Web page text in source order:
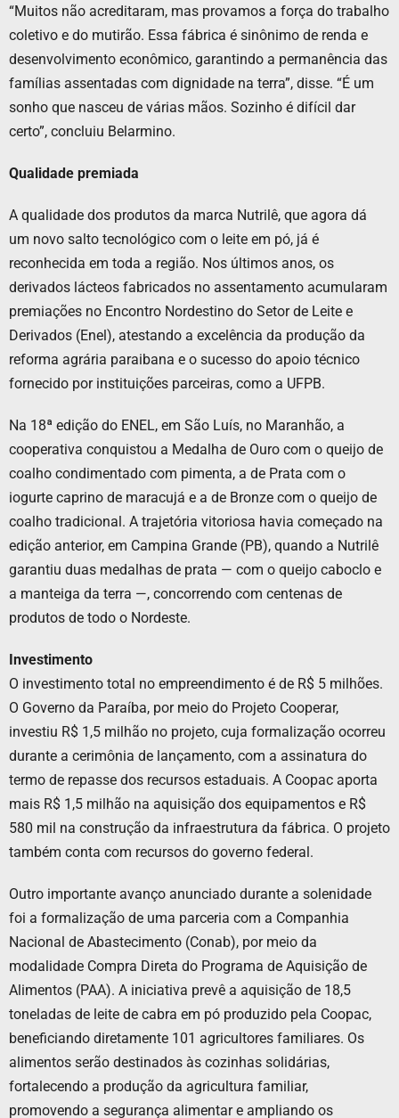
“Muitos não acreditaram, mas provamos a força do trabalho
coletivo e do mutirão. Essa fábrica é sinônimo de renda e
desenvolvimento econômico, garantindo a permanência das
famílias assentadas com dignidade na terra”, disse. “É um
sonho que nasceu de várias mãos. Sozinho é difícil dar
certo”, concluiu Belarmino.
Qualidade premiada
A qualidade dos produtos da marca Nutrilê, que agora dá
um novo salto tecnológico com o leite em pó, já é
reconhecida em toda a região. Nos últimos anos, os
derivados lácteos fabricados no assentamento acumularam
premiações no Encontro Nordestino do Setor de Leite e
Derivados (Enel), atestando a excelência da produção da
reforma agrária paraibana e o sucesso do apoio técnico
fornecido por instituições parceiras, como a UFPB.
Na 18ª edição do ENEL, em São Luís, no Maranhão, a
cooperativa conquistou a Medalha de Ouro com o queijo de
coalho condimentado com pimenta, a de Prata com o
iogurte caprino de maracujá e a de Bronze com o queijo de
coalho tradicional. A trajetória vitoriosa havia começado na
edição anterior, em Campina Grande (PB), quando a Nutrilê
garantiu duas medalhas de prata — com o queijo caboclo e
a manteiga da terra —, concorrendo com centenas de
produtos de todo o Nordeste.
Investimento
O investimento total no empreendimento é de R$ 5 milhões.
O Governo da Paraíba, por meio do Projeto Cooperar,
investiu R$ 1,5 milhão no projeto, cuja formalização ocorreu
durante a cerimônia de lançamento, com a assinatura do
termo de repasse dos recursos estaduais. A Coopac aporta
mais R$ 1,5 milhão na aquisição dos equipamentos e R$
580 mil na construção da infraestrutura da fábrica. O projeto
também conta com recursos do governo federal.
Outro importante avanço anunciado durante a solenidade
foi a formalização de uma parceria com a Companhia
Nacional de Abastecimento (Conab), por meio da
modalidade Compra Direta do Programa de Aquisição de
Alimentos (PAA). A iniciativa prevê a aquisição de 18,5
toneladas de leite de cabra em pó produzido pela Coopac,
beneficiando diretamente 101 agricultores familiares. Os
alimentos serão destinados às cozinhas solidárias,
fortalecendo a produção da agricultura familiar,
promovendo a segurança alimentar e ampliando os